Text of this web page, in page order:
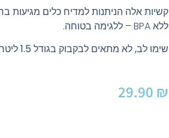
ללא BPA – ללגימה בטוחה.
שימו לב, לא מתאים לבקבוק בגודל 1.5 ליטר
29.90 ₪